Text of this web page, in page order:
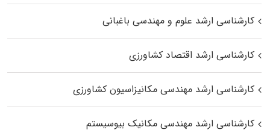
کارشناسی ارشد علوم و مهندسی باغبانی
کارشناسی ارشد اقتصاد کشاورزی
کارشناسی ارشد مهندسی مکانیزاسیون کشاورزی
کارشناسی ارشد مهندسی مکانیک بیوسیستم